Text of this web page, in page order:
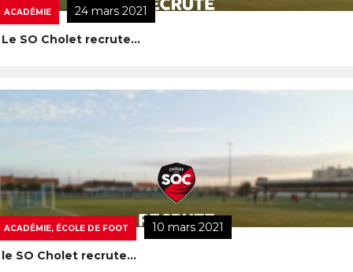
ACADÉMIE
24 mars 2021
Le SO Cholet recrute…
ACADÉMIE, ÉCOLE DE FOOT
10 mars 2021
le SO Cholet recrute…